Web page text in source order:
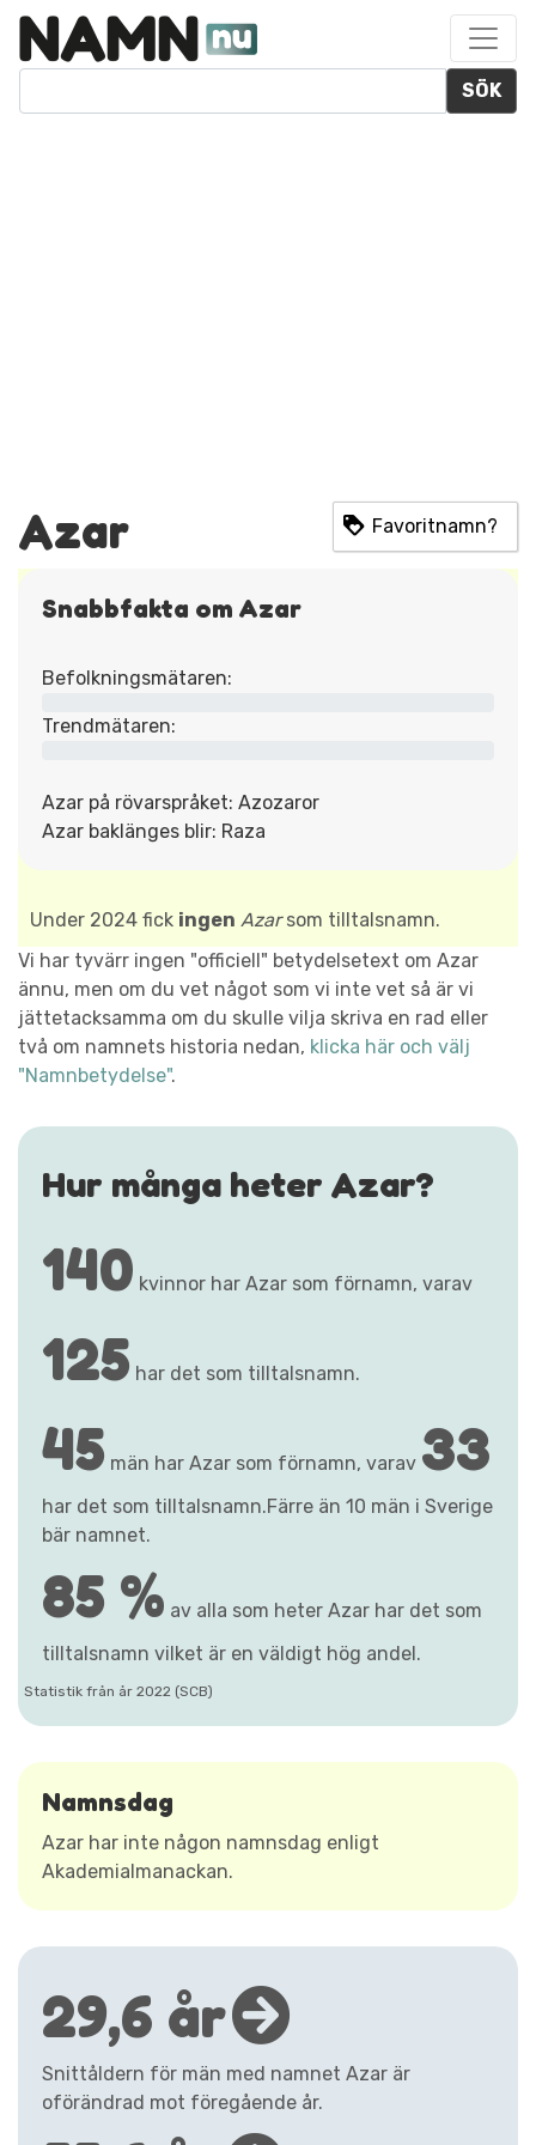
SÖK
Azar Favoritnamn?
Snabbfakta om Azar
Befolkningsmätaren:
Trendmätaren:
Azar på rövarspråket: Azozaror
Azar baklänges blir: Raza
Under 2024 fick ingen Azarsom tilltalsnamn.
Vi har tyvärr ingen "officiell" betydelsetext om Azar
ännu, men om du vet något som vi inte vet så är vi
jättetacksamma om du skulle vilja skriva en rad eller
två om namnets historia nedan, klicka här och välj
"Namnbetydelse".
Hur många heter Azar?
140 kvinnor har Azar som förnamn, varav
125 har det som tilltalsnamn.
45 män har Azar som förnamn, varav 33
har det som tilltalsnamn.Färre än 10 män i Sverige
bär namnet.
85 % av alla som heter Azar har det som
tilltalsnamn vilket är en väldigt hög andel.
Statistik från år 2022 (SCB)
Namnsdag
Azar har inte någon namnsdag enligt
Akademialmanackan.
29,6 år
Snittåldern för män med namnet Azar är
oförändrad mot föregående år.